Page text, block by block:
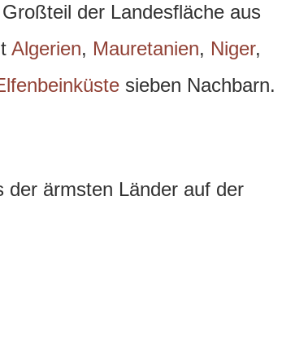
der Landesfläche aus
Algerien, Mauretanien, Niger,
sieben Nachbarn.
der ärmsten Länder auf der